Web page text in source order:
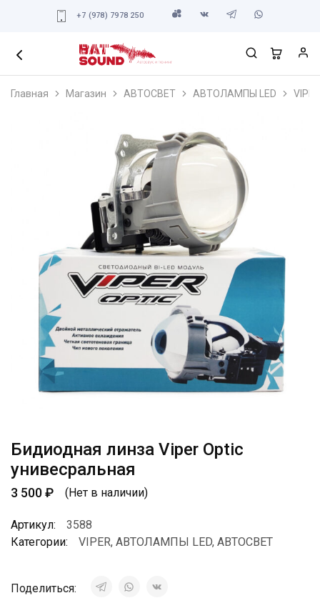
+7 (978) 7978 250
Главная Магазин АВТОСВЕТ АВТОЛАМПЫ LED VIPER
Бидиодная линза Viper Optic
унивесральная
3 500₽ (Нет в наличии)
Артикул:
3588
Категории:
VIPER, АВТОЛАМПЫ LED, АВТОСВЕТ
Поделиться: